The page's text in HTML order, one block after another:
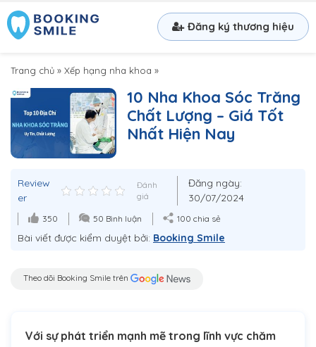
Đăng ký thương hiệu
Trang chủ » Xếp hạng nha khoa »
10 Nha Khoa Sóc Trăng
Chất Lượng – Giá Tốt
Nhất Hiện Nay
Review
er
Đánh
giá
Đăng ngày:
30/07/2024
350 50 Bình luận 100 chia sẻ
Bài viết được kiểm duyệt bởi: Booking Smile
Theo dõi Booking Smile trên
Với sự phát triển mạnh mẽ trong lĩnh vực chăm